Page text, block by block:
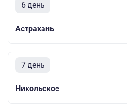
6 день
Астрахань
7 день
Никольское